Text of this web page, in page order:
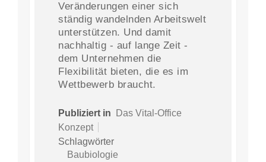
Veränderungen einer sich
ständig wandelnden Arbeitswelt
unterstützen. Und damit
nachhaltig - auf lange Zeit -
dem Unternehmen die
Flexibilität bieten, die es im
Wettbewerb braucht.
Publiziert in
Das Vital-Office
Konzept
Schlagwörter
Baubiologie